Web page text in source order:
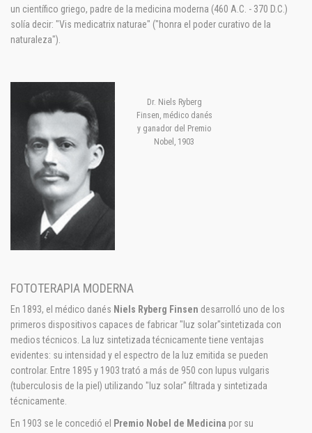
un científico griego, padre de la medicina moderna (460 A.C. - 370 D.C.)
solía decir: "Vis medicatrix naturae" ("honra el poder curativo de la
naturaleza").
Dr. Niels Ryberg
Finsen, médico danés
y ganador del Premio
Nobel, 1903
FOTOTERAPIA MODERNA
En 1893, el médico danés Niels Ryberg Finsen desarrolló uno de los
primeros dispositivos capaces de fabricar "luz solar"sintetizada con
medios técnicos. La luz sintetizada técnicamente tiene ventajas
evidentes: su intensidad y el espectro de la luz emitida se pueden
controlar. Entre 1895 y 1903 trató a más de 950 con lupus vulgaris
(tuberculosis de la piel) utilizando "luz solar" filtrada y sintetizada
técnicamente.
En 1903 se le concedió el Premio Nobel de Medicina por su